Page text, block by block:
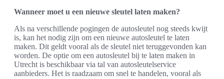
Wanneer moet u een nieuwe sleutel laten maken?
Als na verschillende pogingen de autosleutel nog steeds kwijt
is, kan het nodig zijn om een nieuwe autosleutel te laten
maken. Dit geldt vooral als de sleutel niet teruggevonden kan
worden. De optie om een autosleutel bij te laten maken in
Utrecht is beschikbaar via tal van autosleutelservice
aanbieders. Het is raadzaam om snel te handelen, vooral als